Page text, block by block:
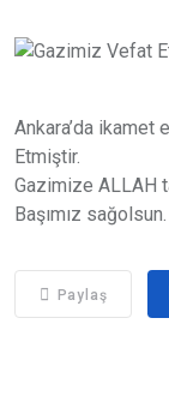
Ankara’da
Etmiştir.
Gazimize ALLAH
Başımız sağolsun.
Paylaş